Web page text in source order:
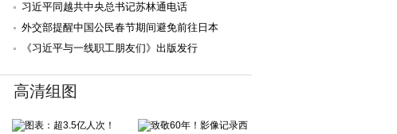
康护照”发布
习近平同越共中央总书记苏林通电话
外交部提醒中国公民春节期间避免前往日本
《习近平与一线职工朋友们》出版发行
高清组图